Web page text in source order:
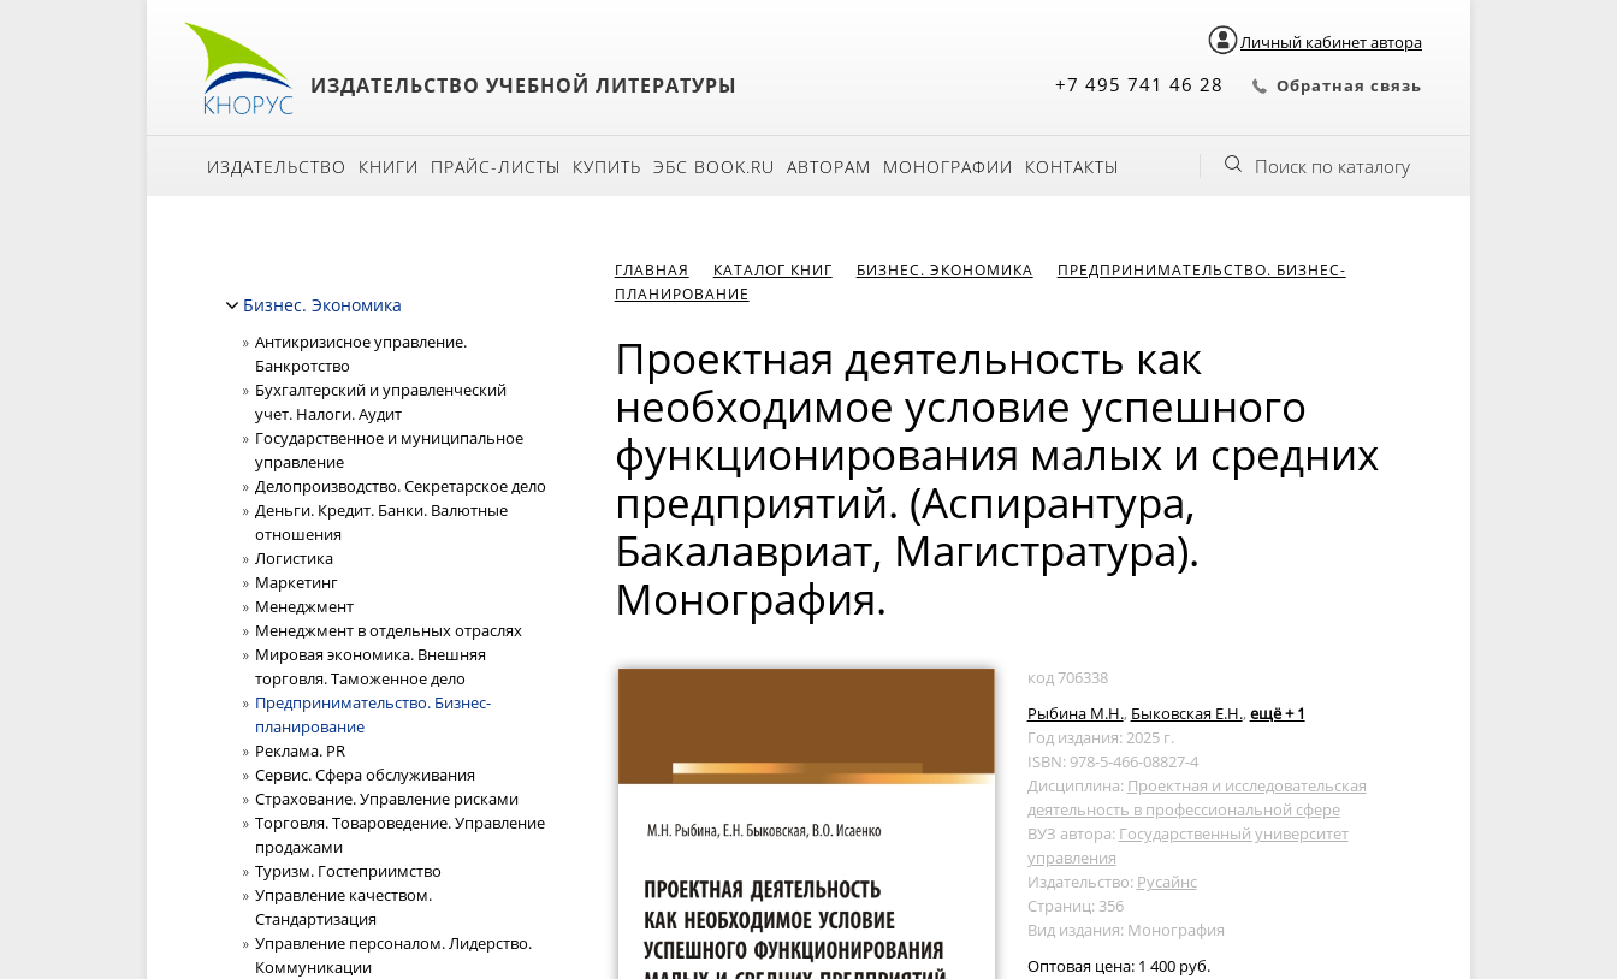
Личный кабинет автора
ИЗДАТЕЛЬСТВО УЧЕБНОЙ ЛИТЕРАТУРЫ +7 495 741 46 28 Обратная связь
ИЗДАТЕЛЬСТВО КНИГИ ПРАЙС-ЛИСТЫ КУПИТЬ ЭБС BOOK.RU АВТОРАМ МОНОГРАФИИ КОНТАКТЫ Поиск по каталогу
Бизнес. Экономика
Антикризисное управление.
Банкротство
Бухгалтерский и управленческий
учет. Налоги. Аудит
Государственное и муниципальное
управление
Делопроизводство. Секретарское дело
Деньги. Кредит. Банки. Валютные
отношения
Логистика
Маркетинг
Менеджмент
Менеджмент в отдельных отраслях
Мировая экономика. Внешняя
торговля. Таможенное дело
Предпринимательство. Бизнес-
планирование
Реклама. PR
Сервис. Сфера обслуживания
Страхование. Управление рисками
Торговля. Товароведение. Управление
продажами
Туризм. Гостеприимство
Управление качеством.
Стандартизация
Управление персоналом. Лидерство.
Коммуникации
ГЛАВНАЯ КАТАЛОГ КНИГ БИЗНЕС. ЭКОНОМИКА
ПРЕДПРИНИМАТЕЛЬСТВО. БИЗНЕС-
ПЛАНИРОВАНИЕ
Проектная деятельность как
необходимое условие успешного
функционирования малых и средних
предприятий. (Аспирантура,
Бакалавриат, Магистратура).
Монография.
код 706338
Рыбина М.Н., Быковская Е.Н., ещё + 1
Год издания: 2025 г.
ISBN: 978-5-466-08827-4
Дисциплина: Проектная и исследовательская
деятельность в профессиональной сфере
ВУЗ автора: Государственный университет
управления
Издательство: Русайнс
Страниц: 356
Вид издания: Монография
Оптовая цена: 1 400 руб.